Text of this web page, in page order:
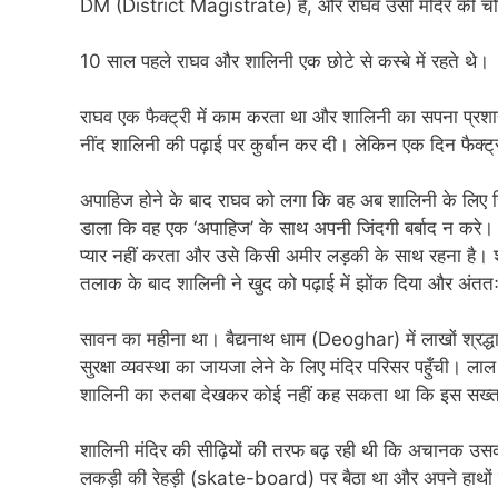
DM (District Magistrate) है, और राघव उसी मंदिर की
10 साल पहले राघव और शालिनी एक छोटे से कस्बे में रहते थे।
राघव एक फैक्ट्री में काम करता था और शालिनी का सपना
नींद शालिनी की पढ़ाई पर कुर्बान कर दी। लेकिन एक दिन
अपाहिज होने के बाद राघव को लगा कि वह अब शालिनी के
डाला कि वह एक ‘अपाहिज’ के साथ अपनी जिंदगी बर्बाद न
प्यार नहीं करता और उसे किसी अमीर लड़की के साथ रहना
तलाक के बाद शालिनी ने खुद को पढ़ाई में झोंक दिया और
सावन का महीना था। बैद्यनाथ धाम (Deoghar) में लाखों
सुरक्षा व्यवस्था का जायजा लेने के लिए मंदिर परिसर पहुँची।
शालिनी का रुतबा देखकर कोई नहीं कह सकता था कि इस
शालिनी मंदिर की सीढ़ियों की तरफ बढ़ रही थी कि
लकड़ी की रेहड़ी (skate-board) पर बैठा था और अपने हाथों